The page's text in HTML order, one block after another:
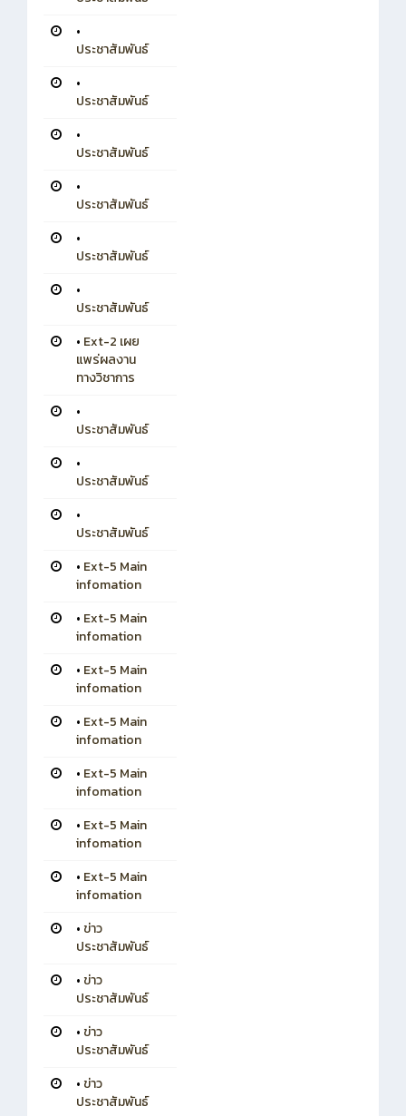
•
ประชาสัมพันธ์
•
ประชาสัมพันธ์
•
ประชาสัมพันธ์
•
ประชาสัมพันธ์
•
ประชาสัมพันธ์
•
ประชาสัมพันธ์
• Ext-2 เผย
แพร่ผลงาน
ทางวิชาการ
•
ประชาสัมพันธ์
•
ประชาสัมพันธ์
•
ประชาสัมพันธ์
• Ext-5 Main
infomation
• Ext-5 Main
infomation
• Ext-5 Main
infomation
• Ext-5 Main
infomation
• Ext-5 Main
infomation
• Ext-5 Main
infomation
• Ext-5 Main
infomation
• ข่าว
ประชาสัมพันธ์
• ข่าว
ประชาสัมพันธ์
• ข่าว
ประชาสัมพันธ์
• ข่าว
ประชาสัมพันธ์